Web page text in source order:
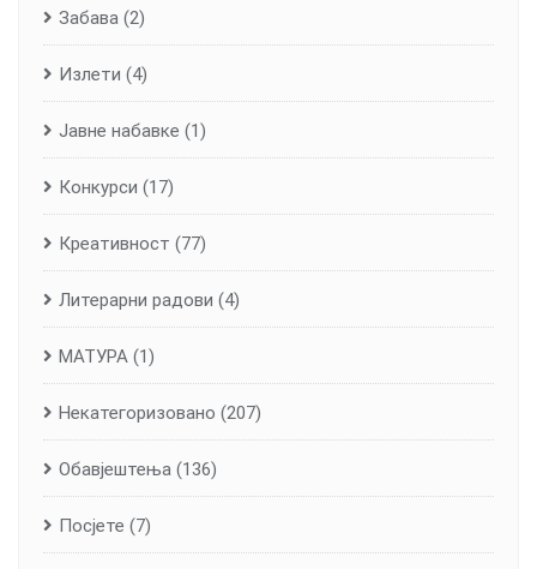
Забава (2)
Излети (4)
Јавне набавке (1)
Конкурси (17)
Креативност (77)
Литерарни радови (4)
МАТУРА (1)
Некатегоризовано (207)
Обавјештења (136)
Посјете (7)